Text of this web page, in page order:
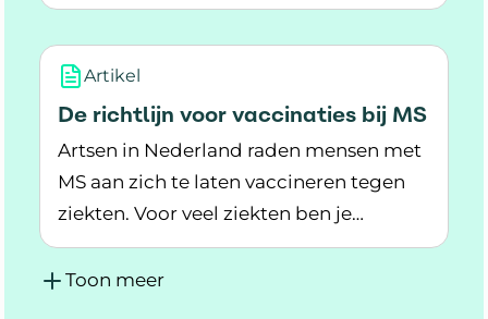
vertelt je er meer over.
Lees meer over Kun je bij MS ziek worden van
Artikel
De richtlijn voor vaccinaties bij MS
Artsen in Nederland raden mensen met
MS aan zich te laten vaccineren tegen
ziekten. Voor veel ziekten ben je
waarschijnlijk al gevaccineerd. Lees hier
meer over welke vaccinaties er zijn.
Lees meer over De richtlijn voor vaccinaties bij
Toon meer